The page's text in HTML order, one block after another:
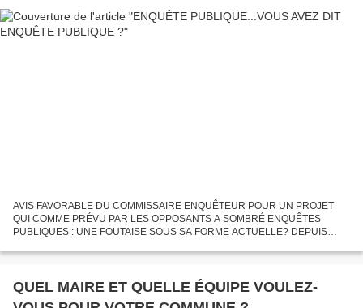
AVIS FAVORABLE DU COMMISSAIRE ENQUÊTEUR POUR UN PROJET
QUI COMME PRÉVU PAR LES OPPOSANTS A SOMBRÉ ENQUÊTES
PUBLIQUES : UNE FOUTAISE SOUS SA FORME ACTUELLE? DEPUIS
LES TEXTES PEUVENT NOUS PERMETTRE...
QUEL MAIRE ET QUELLE ÉQUIPE VOULEZ-